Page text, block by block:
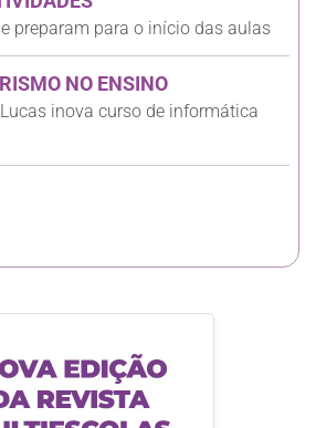
preparam para o início das aulas
NO ENSINO
inova curso de informática